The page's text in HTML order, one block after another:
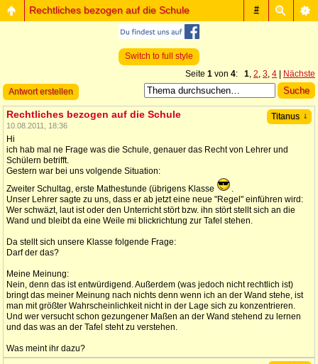
#
Rechtliches bezogen auf die Schule
Switch to full style
Seite 1 von 4: 1, 2, 3, 4
Nächste
Antwort erstellen
Titanus ↓
Rechtliches bezogen auf die Schule
10.08.2011, 18:36
Hi
ich hab mal ne Frage was die Schule, genauer das Recht von Lehrer und
Schülern betrifft.
Gestern war bei uns volgende Situation:
Zweiter Schultag, erste Mathestunde (übrigens Klasse
.
Unser Lehrer sagte zu uns, dass er ab jetzt eine neue "Regel" einführen wird:
Wer schwäzt, laut ist oder den Unterricht stört bzw. ihn stört stellt sich an die
Wand und bleibt da eine Weile mi blickrichtung zur Tafel stehen.
Da stellt sich unsere Klasse folgende Frage:
Darf der das?
Meine Meinung:
Nein, denn das ist entwürdigend. Außerdem (was jedoch nicht rechtlich ist)
bringt das meiner Meinung nach nichts denn wenn ich an der Wand stehe, ist
man mit größter Wahrscheinlichkeit nicht in der Lage sich zu konzentrieren.
Und wer versucht schon gezungener Maßen an der Wand stehend zu lernen
und das was an der Tafel steht zu verstehen.
Was meint ihr dazu?